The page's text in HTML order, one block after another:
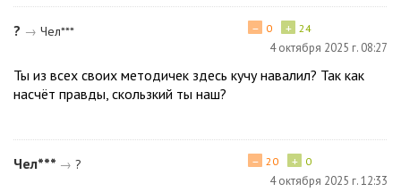
? → Чел*** + 24
− 0
4 октября 2025 г. 08:27
Ты из всех своих методичек здесь кучу навалил? Так как
насчёт правды, скользкий ты наш?
Чел*** → ? + 0
− 20
4 октября 2025 г. 12:33